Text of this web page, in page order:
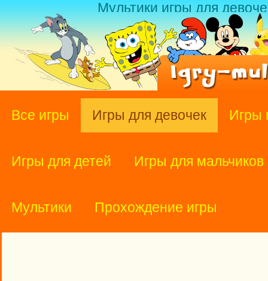
Мультики игры для
Все игры Игры для девочек Игры
Игры для детей Игры для мальчиков
Мультики Прохождение игры